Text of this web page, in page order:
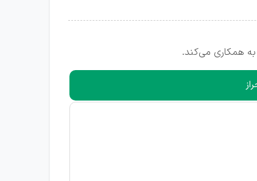
به همکاری می‌کند.